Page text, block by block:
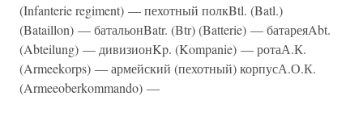
(Infanterie regiment) — пехотный полкBtl. (Batl.)
(Bataillon) — батальонBatr. (Btr) (Batterie) — батареяAbt.
(Abteilung) — дивизионKp. (Kompanie) — ротаА.К.
(Armeekorps) — армейский (пехотный) корпусА.О.К.
(Armeeoberkommando) —